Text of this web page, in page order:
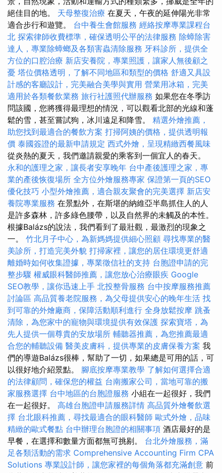
絕佳目的地。 天母整復治療 在夏天，午夜的延伸陽光非常
適合步行和遊覽。 台中養生會館服務 經絡按摩專業課程台
北 探索律師收費標準，確保透明公平的法律服務 除蟑除害
達人，專業除蟑螂及各類害蟲清除服務 牙科診所，提供全
方位的口腔治療 新店安養院，專業照護，讓家人無後顧之
憂 塔位價格透明，了解不同地區和類型的價格 舒適又具設
計感的客廳設計，完美融合美學與實用 營業用冰箱，完美
適用於各類餐飲業務 旅行社護照代辦服務 如果您在冬季訪
問該國，您將獲得最理想的情況，可以觀看北部的光線和蓬
鬆的雪，甚至嘗試狗，冰川遠足和降雪。 精選外燴推薦，
助您找到最適合的餐飲方案 打掃阿姨的價格，提供透明報
價 泰國簽證的最新申請規定 西式外燴，呈現精緻西餐風味
從炎熱的夏天，我們邀請親愛的乘客到一個宜人的春天。
永和的護理之家，讓長者安享晚年 台中產後護理之家，專
業的產後恢復場所 全方位外燴服務專家 保證第一頁的SEO
優化技巧 小型外燴推薦，適合親友聚會的完美選擇 新店安
養院專業服務 在景點外，在斯堪的納維亞半島抓住人的人
是許多森林，許多綠色腰帶，以及自然界的未觸及的本性。
根據Balázs的說法，我們看到了最壯觀，最激烈的現象之
一。 竹北月子中心，為新媽媽提供細心照顧 尋找專業的醫
美診所，打造完美外貌 打掃家裡，讓您的居住環境更舒適
離婚時如何收集證據，專業徵信社的支持 台胞證申請的完
整步驟 權威眼科醫師推薦，讓您放心治療眼疾 Google
SEO教學，讓你迅速上手 北投整骨服務 台中按摩服務推薦
討論區 高品質養老院服務，為父母提供安心的晚年生活 找
到可靠的外燴廠商，保障活動順利進行 全身放鬆按摩 跳蚤
清除，為您家中的寵物與環境提供有效保護 探索寶塔，為
先人提供一個尊貴的安放場所 輔聽器推薦，為您推薦最適
合您的輔聽設備 醫美皮膚科，提供專業的皮膚保養方案 我
們的導遊Balázs很棒，幫助了一切，如果總是可用的話，可
以很好地介紹景點。 腳底按摩專業教學 了解如何選擇合適
的法律顧問，確保您的權益 台南搬家公司，當地可靠的搬
家服務選擇 台中地區的台胞證服務 小組在一起很好，我們
在一起很好。 高雄台胞證申請服務詳情 高品質外燴餐飲選
擇 台北眼科推薦，尋找最適合的眼科醫師 歐式外燴，品味
精緻的歐式餐點 台中辦理台胞證的相關事項 酒店最好的是
早餐，在選擇和數量方面都無可挑剔。 台北外燴服務，滿
足各類活動的需求 Comprehensive Accounting Firm CPA
Solutions 專業設計師，讓您家裡的每個角落都充滿創意 前